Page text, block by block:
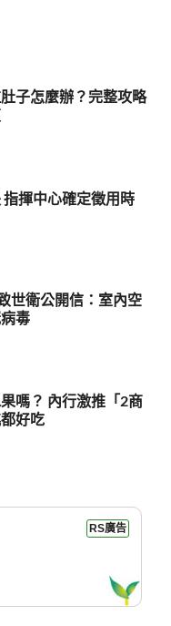
子怎麼辦？完整攻略
指揮中心確定徵用時
世衛公開信：室內空
毒
嗎？ 內行激推「2商
好吃
RS廣告